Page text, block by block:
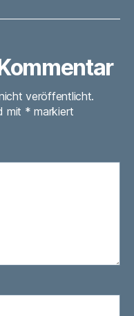
veröffentlicht.
mit * markiert